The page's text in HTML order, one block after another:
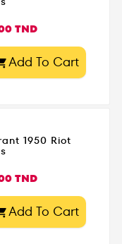
TND
Add To Cart
1950 Riot
TND
Add To Cart